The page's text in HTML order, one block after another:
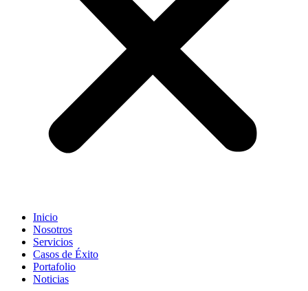
Inicio
Nosotros
Servicios
Casos de Éxito
Portafolio
Noticias